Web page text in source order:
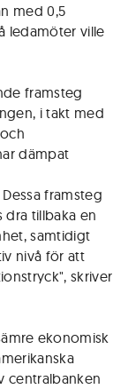
med 0,5
ledamöter ville
framsteg
i takt med
dämpat
framsteg
tillbaka en
samtidigt
nivå för att
skriver
ekonomisk
centralbanken